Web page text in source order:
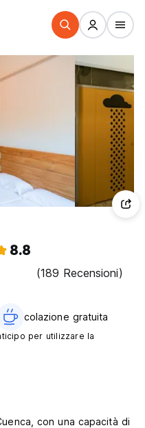
8.8
(189 Recensioni)
colazione gratuita‎
per utilizzare la
con una capacità di